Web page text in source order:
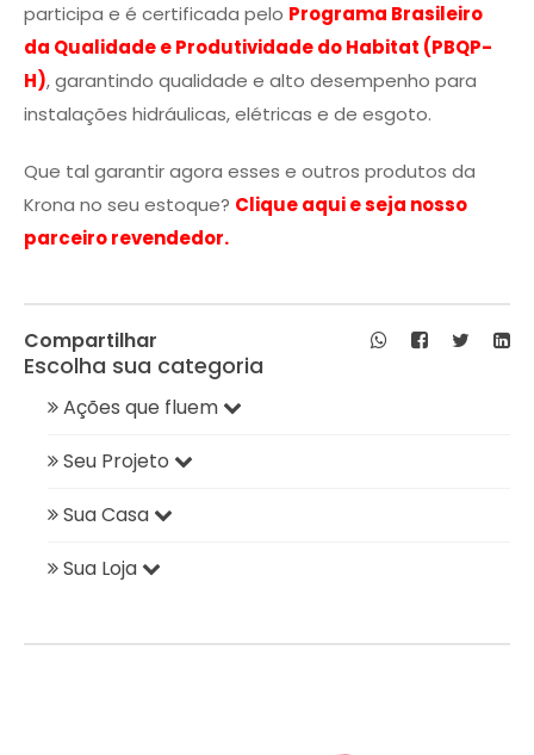
participa e é certificada pelo Programa Brasileiro
da Qualidade e Produtividade do Habitat (PBQP-
H), garantindo qualidade e alto desempenho para
instalações hidráulicas, elétricas e de esgoto.
Que tal garantir agora esses e outros produtos da
Krona no seu estoque? Clique aqui e seja nosso
parceiro revendedor.
Compartilhar
Escolha sua categoria
Ações que fluem
Seu Projeto
Sua Casa
Sua Loja